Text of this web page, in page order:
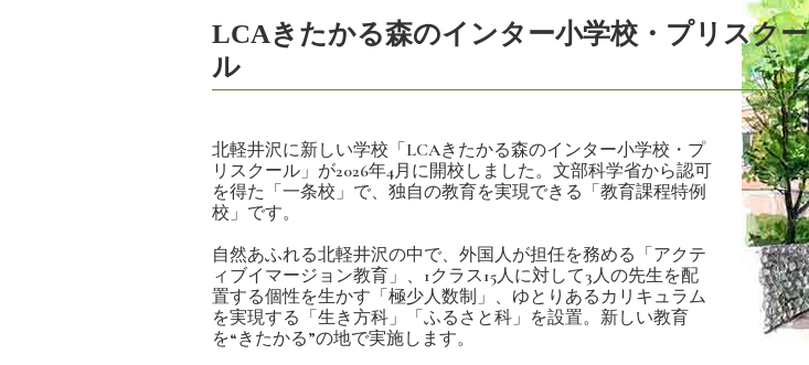
LCAきたかる森のインター小学校・プリスクー
ル
北軽井沢に新しい学校「LCAきたかる森のインター小学校・プ
リスクール」が2026年4月に開校しました。文部科学省から認可
を得た「一条校」で、独自の教育を実現できる「教育課程特例
校」です。
自然あふれる北軽井沢の中で、外国人が担任を務める「アクテ
ィブイマージョン教育」、1クラス15人に対して3人の先生を配
置する個性を生かす「極少人数制」、ゆとりあるカリキュラム
を実現する「生き方科」「ふるさと科」を設置。新しい教育
を“きたかる”の地で実施します。